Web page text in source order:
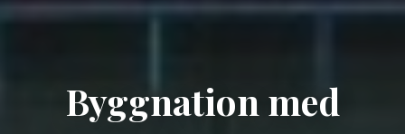
Byggnation med